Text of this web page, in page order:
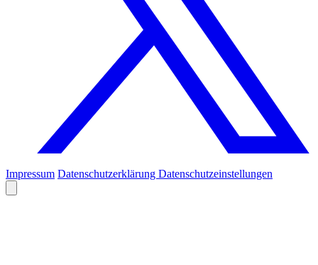
Impressum Datenschutzerklärung Datenschutzeinstellungen